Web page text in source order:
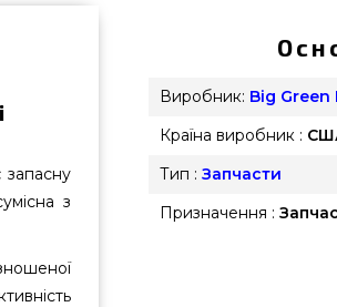
з
Виробник: Big
Країна виробник :
Тип : Запчасти
Призначення :